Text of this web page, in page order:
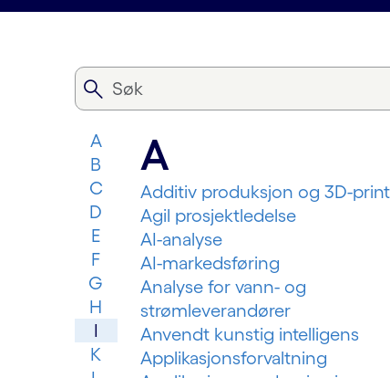
A
B
C
D
E
F
G
H
I
K
A
Additiv produksjon og 3D-
Agil prosjektledelse
AI-analyse
AI-markedsføring
Analyse for vann- og
strømleverandører
Anvendt kunstig intelligens
Applikasjonsforvaltning